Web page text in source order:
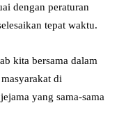
dengan peraturan
tepat waktu.
kita bersama dalam
di
yang sama-sama